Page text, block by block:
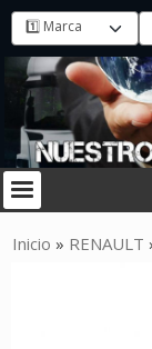
Inicio » RENAULT